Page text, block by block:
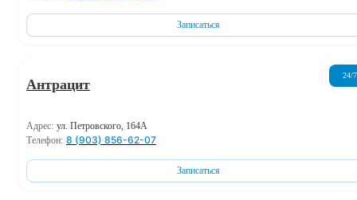
Записаться
Антрацит
24/7
Адрес: ул. Петровского, 164А
Телефон: 8 (903) 856-62-07
Записаться